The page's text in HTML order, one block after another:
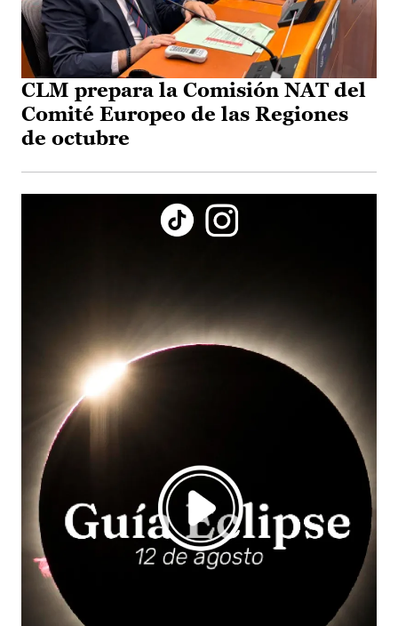
CLM prepara la Comisión NAT del
Comité Europeo de las Regiones
de octubre